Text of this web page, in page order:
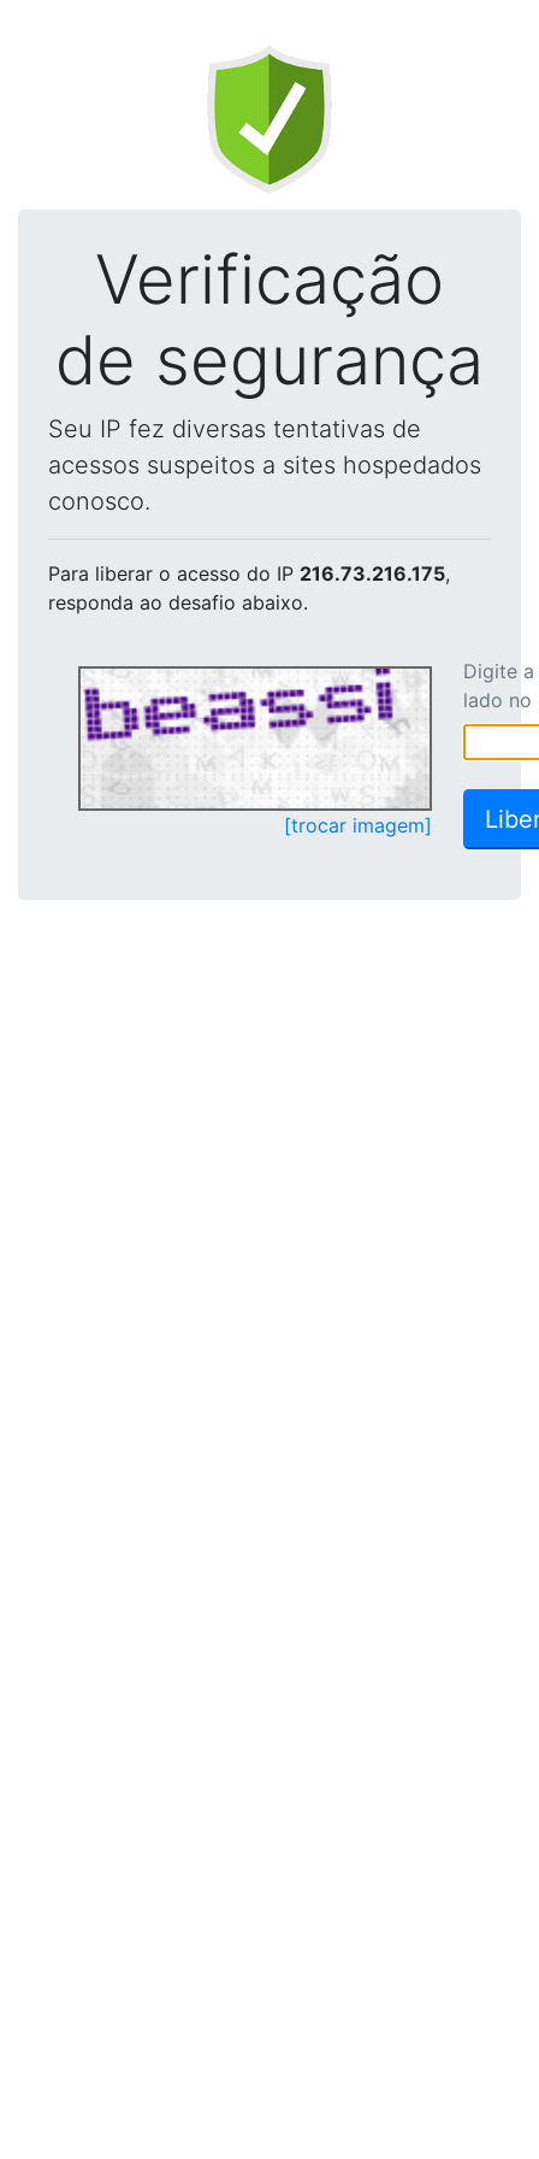
Verificação
de segurança
Seu IP fez diversas tentativas de
acessos suspeitos a sites hospedados
conosco.
Para liberar o acesso do IP 216.73.216.175,
responda ao desafio abaixo.
[trocar imagem]
Digite
lado no